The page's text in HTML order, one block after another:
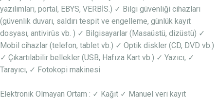
yazılımları, portal, EBYS, VERBİS.) ✓ Bilgi güvenliği cihazları
(güvenlik duvarı, saldırı tespit ve engelleme, günlük kayıt
dosyası, antivirüs vb. ) ✓ Bilgisayarlar (Masaüstü, dizüstü) ✓
Mobil cihazlar (telefon, tablet vb.) ✓ Optik diskler (CD, DVD vb.)
✓ Çıkartılabilir bellekler (USB, Hafıza Kart vb.) ✓ Yazıcı, ✓
Tarayıcı, ✓ Fotokopi makinesi
Elektronik Olmayan Ortam : ✓ Kağıt ✓ Manuel veri kayıt